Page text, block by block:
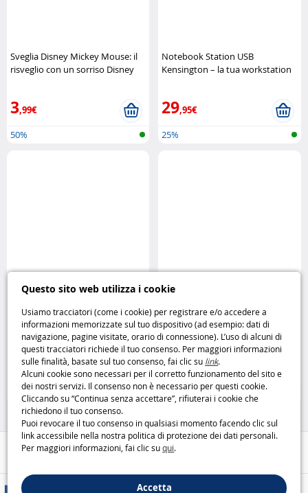
Questo sito web utilizza i cookie
Usiamo tracciatori (come i cookie) per registrare e/o accedere a
informazioni memorizzate sul tuo dispositivo (ad esempio: dati di
navigazione, pagine visitate, orario di connessione). L’uso di alcuni di
questi tracciatori richiede il tuo consenso. Per maggiori informazioni
sulle finalità, basate sul tuo consenso, fai clic su link.
Alcuni cookie sono necessari per il corretto funzionamento del sito e
dei nostri servizi. Il consenso non è necessario per questi cookie.
Cliccando su “Continua senza accettare”, rifiuterai i cookie che
richiedono il tuo consenso.
Puoi revocare il tuo consenso in qualsiasi momento facendo clic sul
link accessibile nella nostra politica di protezione dei dati personali.
Per maggiori informazioni, fai clic suqui.
Accetta
Sveglia Disney Mickey Mouse: il
risveglio con un sorriso Disney
3,99€
50%
Notebook Station USB
Kensington – la tua workstation
29,95€
25%
Support Notebook Riser
Kensington
,95€
50%
Pistola Transformers Allspark
Blaster Hasbro
9,95€
Nerf e giochi di tiro
Aiuto / Contatti